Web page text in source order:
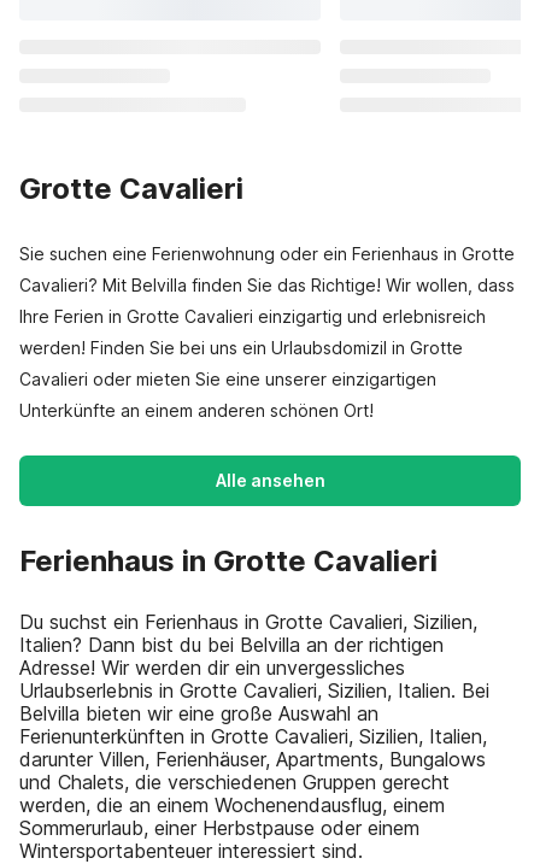
Grotte Cavalieri
Sie suchen eine Ferienwohnung oder ein Ferienhaus in Grotte
Cavalieri? Mit Belvilla finden Sie das Richtige! Wir wollen, dass
Ihre Ferien in Grotte Cavalieri einzigartig und erlebnisreich
werden! Finden Sie bei uns ein Urlaubsdomizil in Grotte
Cavalieri oder mieten Sie eine unserer einzigartigen
Unterkünfte an einem anderen schönen Ort!
Alle ansehen
Ferienhaus in Grotte Cavalieri
Du suchst ein Ferienhaus in Grotte Cavalieri, Sizilien,
Italien? Dann bist du bei Belvilla an der richtigen
Adresse! Wir werden dir ein unvergessliches
Urlaubserlebnis in Grotte Cavalieri, Sizilien, Italien. Bei
Belvilla bieten wir eine große Auswahl an
Ferienunterkünften in Grotte Cavalieri, Sizilien, Italien,
darunter Villen, Ferienhäuser, Apartments, Bungalows
und Chalets, die verschiedenen Gruppen gerecht
werden, die an einem Wochenendausflug, einem
Sommerurlaub, einer Herbstpause oder einem
Wintersportabenteuer interessiert sind.